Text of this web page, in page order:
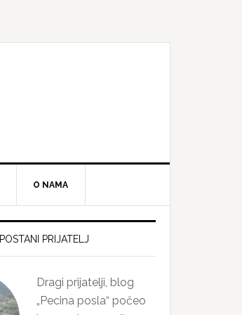
O NAMA
POSTANI PRIJATELJ
Dragi prijatelji, blog
„Pecina posla“ počeo